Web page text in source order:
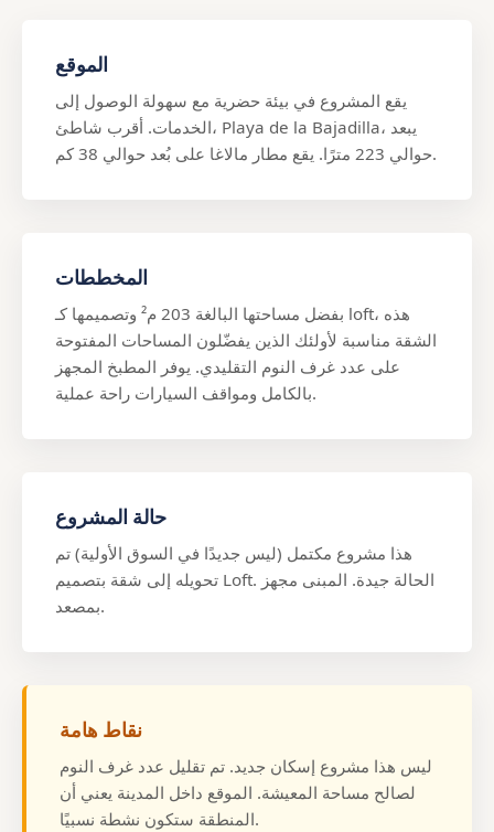
الموقع
يقع المشروع في بيئة حضرية مع سهولة الوصول إلى
الخدمات. أقرب شاطئ، Playa de la Bajadilla، يبعد
حوالي 223 مترًا. يقع مطار مالاغا على بُعد حوالي 38 كم.
المخططات
بفضل مساحتها البالغة 203 م² وتصميمها كـ loft، هذه
الشقة مناسبة لأولئك الذين يفضّلون المساحات المفتوحة
على عدد غرف النوم التقليدي. يوفر المطبخ المجهز
بالكامل ومواقف السيارات راحة عملية.
حالة المشروع
هذا مشروع مكتمل (ليس جديدًا في السوق الأولية) تم
تحويله إلى شقة بتصميم Loft. الحالة جيدة. المبنى مجهز
بمصعد.
نقاط هامة
ليس هذا مشروع إسكان جديد. تم تقليل عدد غرف النوم
لصالح مساحة المعيشة. الموقع داخل المدينة يعني أن
المنطقة ستكون نشطة نسبيًا.